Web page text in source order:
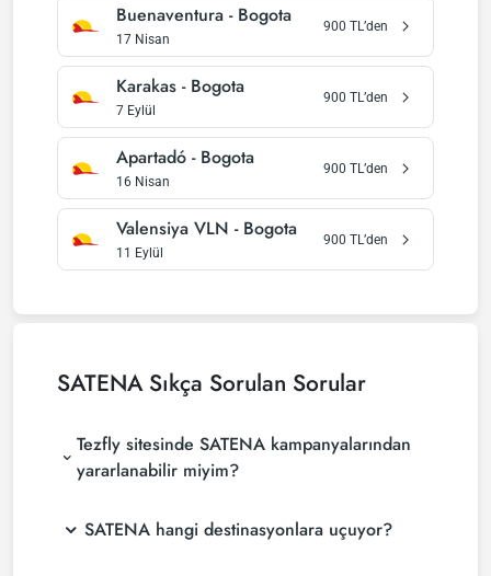
Buenaventura - Bogota
17 Nisan
900 TL’den
Karakas - Bogota
7 Eylül
900 TL’den
Apartadó - Bogota
16 Nisan
900 TL’den
Valensiya VLN - Bogota
11 Eylül
900 TL’den
SATENA Sıkça Sorulan Sorular
Tezfly sitesinde SATENA kampanyalarından
yararlanabilir miyim?
SATENA hangi destinasyonlara uçuyor?